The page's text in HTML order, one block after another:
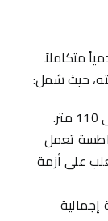
متكاملاً
حيث شمل:
تعمل
على أزمة
إجمالية